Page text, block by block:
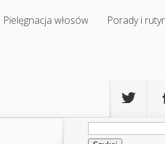
Pielęgnacja włosów Porady i
Szukaj: